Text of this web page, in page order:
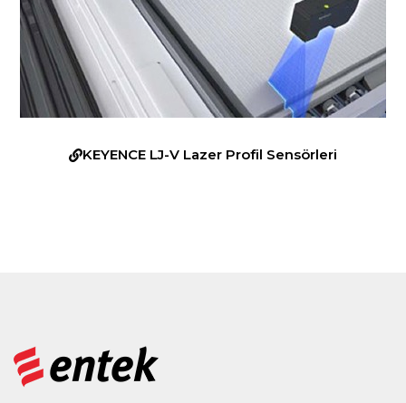
KEYENCE LJ-V Lazer Profil Sensörleri